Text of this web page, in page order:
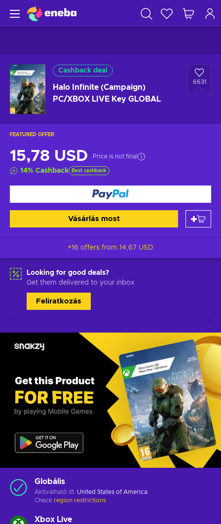
Cashback deal
Halo Infinite (Campaign)
PC/XBOX LIVE Key GLOBAL
6631
FEATURED OFFER
15,78 USD Price is not final
14% Cashback Best cashback
Vásárlás most
+16 offers from 14,67 USD
Looking for good deals?
Get them delivered to your inbox
Feliratkozás
Globális
Aktiválható itt: United States of America
Check region restrictions
Xbox Live